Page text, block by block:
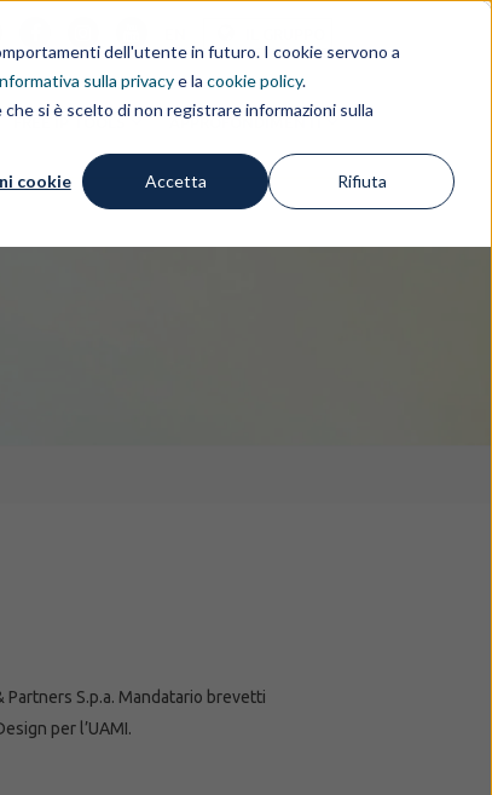
dell'utente in futuro. I cookie servono a
sulla privacye la cookie policy.
si è scelto di non registrare informazioni sulla
cookie Accetta Rifiuta
FREE IP TOOLS APPROFONDIMENTI
S.p.a. Mandatario brevetti
per l’UAMI.